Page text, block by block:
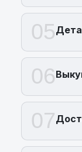
05
06
07